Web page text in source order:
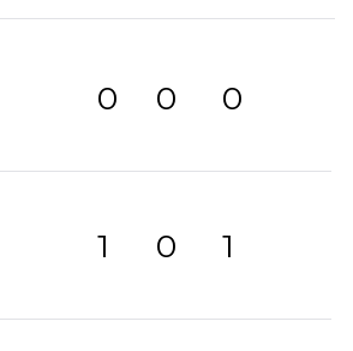
0 0 0
1 0 1